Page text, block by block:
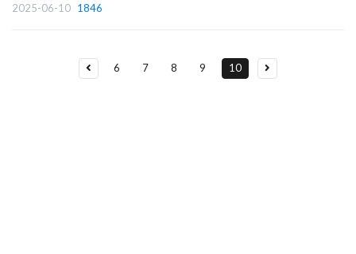
2025-06-10 1846
6 7 8 9 10